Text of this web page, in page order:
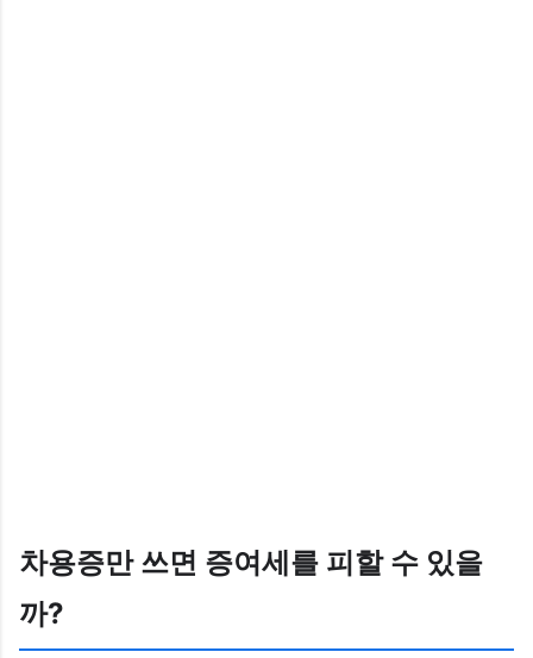
차용증만 쓰면 증여세를 피할 수 있을
까?